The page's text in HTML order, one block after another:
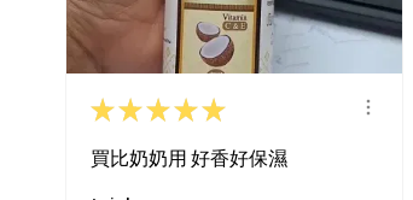
★★★★★
買比奶奶用 好香好保濕